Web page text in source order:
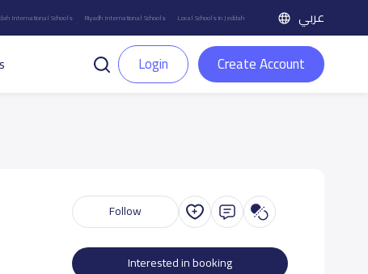
International Schools Riyadh International Schools Local Schools in Jeddah عربي
Login Create Account
Follow
Interested in booking